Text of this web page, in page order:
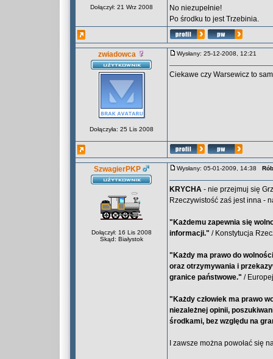
Dołączył: 21 Wrz 2008
No niezupełnie!
Po środku to jest Trzebinia.
zwiadowca
Dołączyła: 25 Lis 2008
Wysłany: 25-12-2008, 12:21
Ciekawe czy Warsewicz to
SzwagierPKP
Dołączył: 16 Lis 2008
Skąd: Białystok
Wysłany: 05-01-2009, 14:38
KRYCHA - nie przejmuj się
Rzeczywistość zaś jest inna -
"Każdemu zapewnia się
informacji." / Konstytucja
"Każdy ma prawo do
oraz otrzymywania i
granice państwowe." /
"Każdy człowiek ma prawo
niezależnej opinii,
środkami, bez względu na
I zawsze można powołać się